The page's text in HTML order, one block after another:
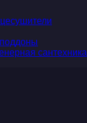
сантехника